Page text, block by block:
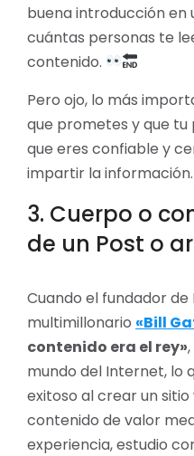
buena introducción en
cuántas personas te
contenido.
Pero ojo, lo más
que prometes y que
que eres confiable y
impartir la información.
3. Cuerpo o
de un Post o
Cuando el fundador
multimillonario «Bill
contenido era el rey»
mundo del Internet, lo
exitoso al crear un
contenido de valor
experiencia, estudio